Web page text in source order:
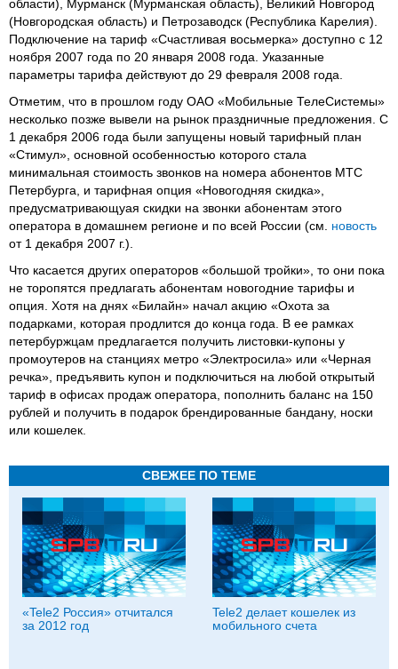
области), Мурманск (Мурманская область), Великий Новгород
(Новгородская область) и Петрозаводск (Республика Карелия).
Подключение на тариф «Счастливая восьмерка» доступно с 12
ноября 2007 года по 20 января 2008 года. Указанные
параметры тарифа действуют до 29 февраля 2008 года.
Отметим, что в прошлом году ОАО «Мобильные ТелеСистемы»
несколько позже вывели на рынок праздничные предложения. С
1 декабря 2006 года были запущены новый тарифный план
«Стимул», основной особенностью которого стала
минимальная стоимость звонков на номера абонентов МТС
Петербурга, и тарифная опция «Новогодняя скидка»,
предусматривающуая скидки на звонки абонентам этого
оператора в домашнем регионе и по всей России (см. новость
от 1 декабря 2007 г.).
Что касается других операторов «большой тройки», то они пока
не торопятся предлагать абонентам новогодние тарифы и
опция. Хотя на днях «Билайн» начал акцию «Охота за
подарками, которая продлится до конца года. В ее рамках
петербуржцам предлагается получить листовки-купоны у
промоутеров на станциях метро «Электросила» или «Черная
речка», предъявить купон и подключиться на любой открытый
тариф в офисах продаж оператора, пополнить баланс на 150
рублей и получить в подарок брендированные бандану, носки
или кошелек.
СВЕЖЕЕ ПО ТЕМЕ
«Tele2 Россия» отчитался
за 2012 год
Tele2 делает кошелек из
мобильного счета